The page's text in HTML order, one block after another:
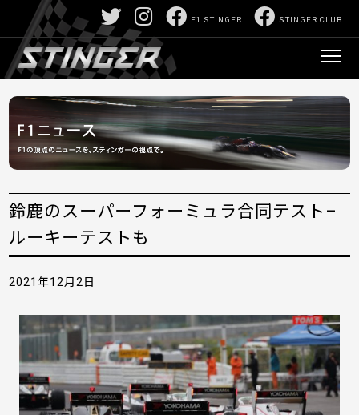
STINGER CLUB
F1 STINGER
鈴鹿のスーパーフォーミュラ合同テスト–
ルーキーテストも
2021年12月2日